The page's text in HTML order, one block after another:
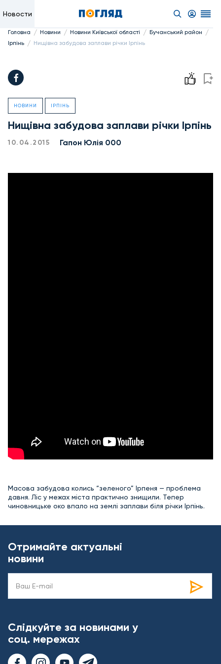
Новости
Головна / Новини / Новини Київської області / Бучанський район /
Ірпінь / Нищівна забудова заплави річки Ірпінь
НОВИНИ ІРПІНЬ
Нищівна забудова заплави річки Ірпінь
10.04.2015 Гапон Юлія 000
Масова забудова колись “зеленого” Ірпеня — проблема
давня. Ліс у межах міста практично знищили. Тепер
чиновницьке око впало на землі заплави біля річки Ірпінь.
Отримайте актуальні
новини
Слідкуйте за новинами у
соц. мережах